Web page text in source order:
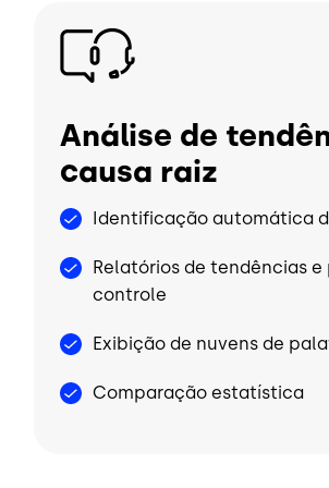
Imagem
Análise de
causa raiz
Identificação automática
Relatórios de tendências e
controle
Exibição de nuvens de
Comparação estatística